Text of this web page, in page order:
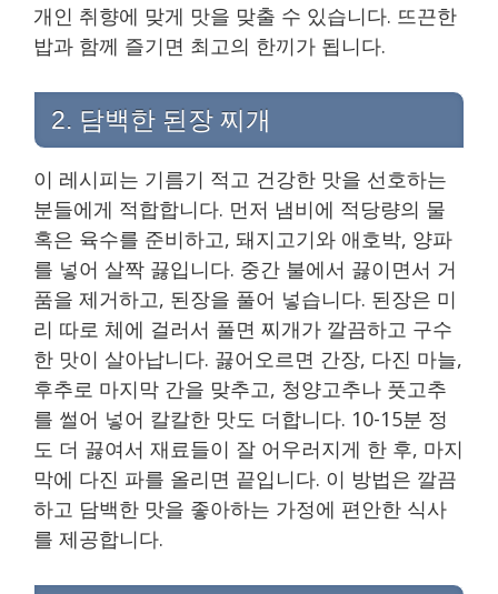
개인 취향에 맞게 맛을 맞출 수 있습니다. 뜨끈한
밥과 함께 즐기면 최고의 한끼가 됩니다.
2. 담백한 된장 찌개
이 레시피는 기름기 적고 건강한 맛을 선호하는
분들에게 적합합니다. 먼저 냄비에 적당량의 물
혹은 육수를 준비하고, 돼지고기와 애호박, 양파
를 넣어 살짝 끓입니다. 중간 불에서 끓이면서 거
품을 제거하고, 된장을 풀어 넣습니다. 된장은 미
리 따로 체에 걸러서 풀면 찌개가 깔끔하고 구수
한 맛이 살아납니다. 끓어오르면 간장, 다진 마늘,
후추로 마지막 간을 맞추고, 청양고추나 풋고추
를 썰어 넣어 칼칼한 맛도 더합니다. 10-15분 정
도 더 끓여서 재료들이 잘 어우러지게 한 후, 마지
막에 다진 파를 올리면 끝입니다. 이 방법은 깔끔
하고 담백한 맛을 좋아하는 가정에 편안한 식사
를 제공합니다.